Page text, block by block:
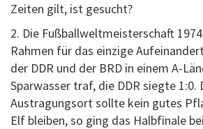
Zeiten gilt, ist gesucht?
2. Die Fußballweltmeisterschaft
Rahmen für das einzige
der DDR und der BRD in einem A-
Sparwasser traf, die DDR siegte 1:0.
Austragungsort sollte kein gutes
Elf bleiben, so ging das Halbfinale